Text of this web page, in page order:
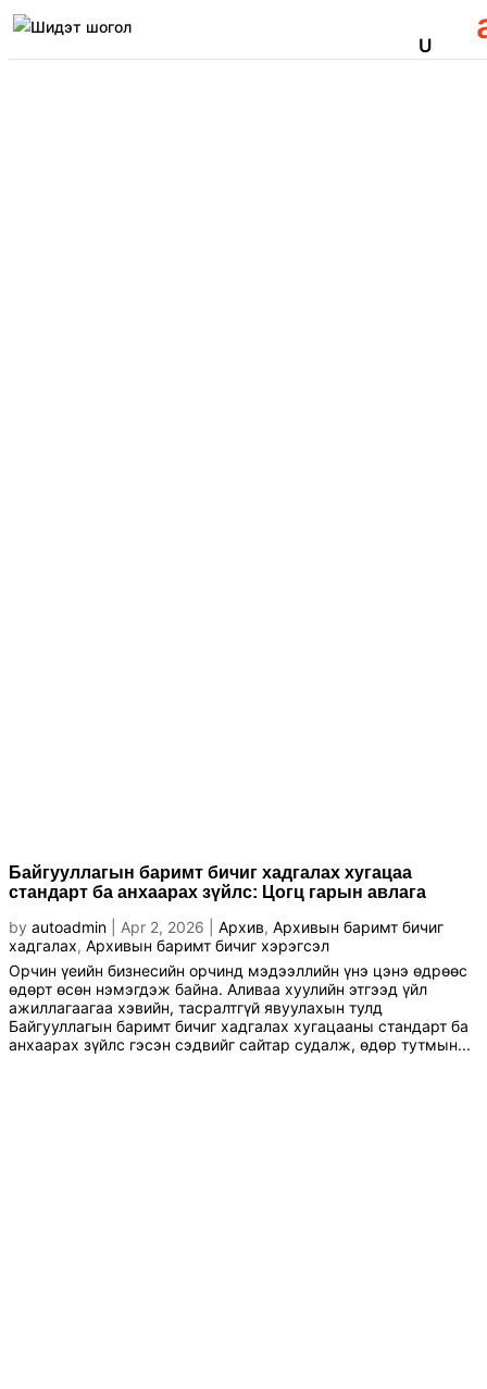
Байгууллагын баримт бичиг хадгалах хугацаа
стандарт ба анхаарах зүйлс: Цогц гарын авлага
by autoadmin Apr 2, 2026 Архив, Архивын баримт бичиг
хадгалах, Архивын баримт бичиг хэрэгсэл
Орчин үеийн бизнесийн орчинд мэдээллийн үнэ цэнэ өдрөөс
өдөрт өсөн нэмэгдэж байна. Аливаа хуулийн этгээд үйл
ажиллагаагаа хэвийн, тасралтгүй явуулахын тулд
Байгууллагын баримт бичиг хадгалах хугацааны стандарт ба
анхаарах зүйлс гэсэн сэдвийг сайтар судалж, өдөр тутмын...